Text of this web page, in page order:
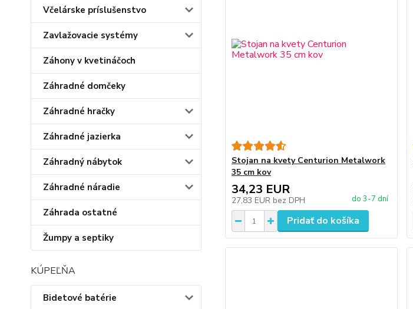
Včelárske príslušenstvo
Zavlažovacie systémy
Záhony v kvetináčoch
Záhradné domčeky
Záhradné hračky
Záhradné jazierka
Záhradný nábytok
Záhradné náradie
Záhrada ostatné
Žumpy a septiky
KÚPEĽŇA
Bidetové batérie
Stojan na kvety Centurion Metalwork
35 cm kov
34,23 EUR
27,83 EUR bez DPH do 3-7 dní
Pridať do košíka